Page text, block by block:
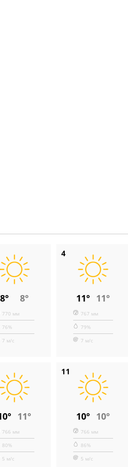
8° 8°
770 мм
76%
7 м/с
4
11° 11°
767 мм
79%
7 м/с
11°
766 мм
80%
5 м/с
11
10° 10°
766 мм
86%
5 м/с